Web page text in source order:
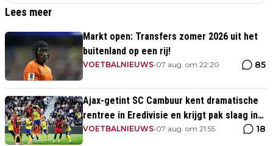
Lees meer
Markt open: Transfers zomer 2026 uit het
buitenland op een rij!
VOETBALNIEUWS•07 aug. om 22:20 85
Ajax-getint SC Cambuur kent dramatische
rentree in Eredivisie en krijgt pak slaag in
eigen huis
VOETBALNIEUWS•07 aug. om 21:55 18